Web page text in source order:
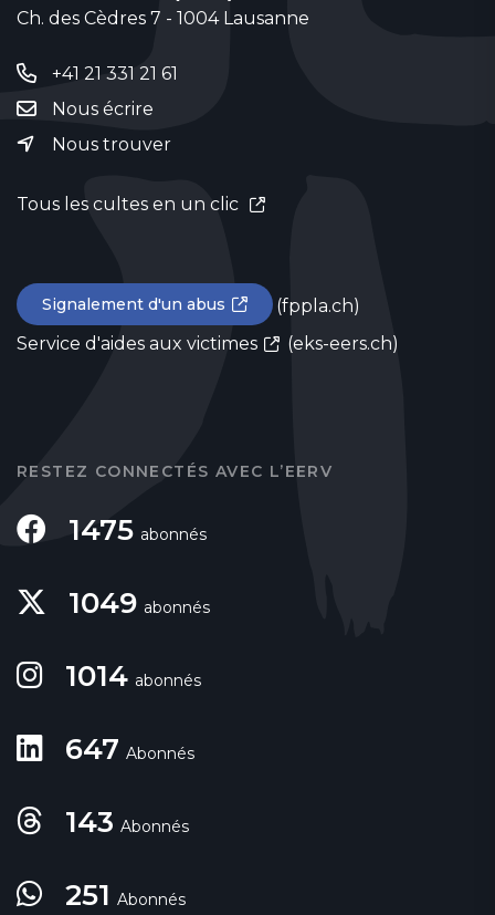
Ch. des Cèdres 7 - 1004 Lausanne
+41 21 331 21 61
Nous écrire
Nous trouver
Tous les cultes en un clic
Signalement d'un abus
(fppla.ch)
Service d'aides aux victimes
(eks-eers.ch)
RESTEZ CONNECTÉS AVEC L’EERV
1475 abonnés
1049 abonnés
1014 abonnés
647 Abonnés
143 Abonnés
251 Abonnés